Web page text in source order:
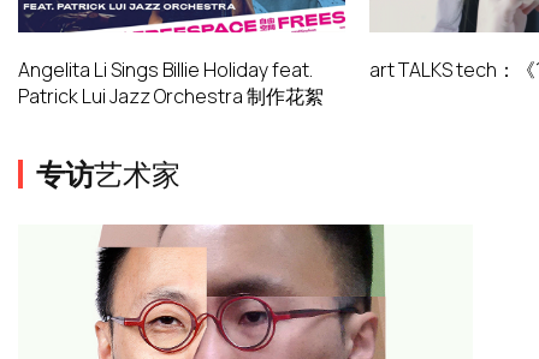
Angelita Li Sings Billie Holiday feat.
Patrick Lui Jazz Orchestra 制作花絮
art TALKS tech：
专访艺术家